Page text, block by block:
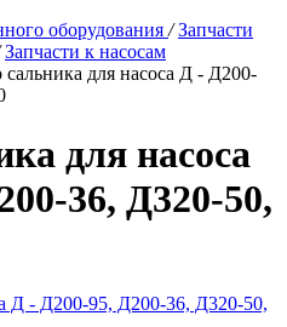
оборудования / Запчасти
Запчасти к насосам
сальника для насоса Д - Д200-
для насоса
36, Д320-50,